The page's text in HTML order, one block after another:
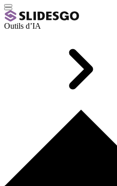
Outils d’IA